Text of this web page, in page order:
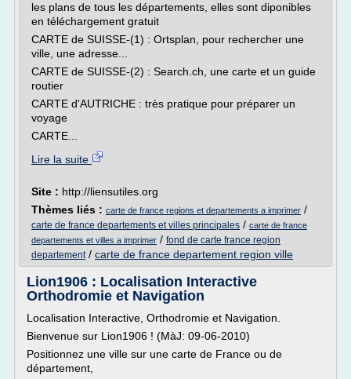
les plans de tous les départements, elles sont diponibles
en téléchargement gratuit
CARTE de SUISSE-(1) : Ortsplan, pour rechercher une
ville, une adresse...
CARTE de SUISSE-(2) : Search.ch, une carte et un guide
routier
CARTE d'AUTRICHE : très pratique pour préparer un
voyage
CARTE...
Lire la suite
Site : http://liensutiles.org
Thèmes liés : carte de france regions et departements a imprimer /
carte de france departements et villes principales / carte de france
departements et villes a imprimer / fond de carte france region
departement/ carte de france departement region ville
Lion1906 : Localisation Interactive
Orthodromie et Navigation
Localisation Interactive, Orthodromie et Navigation.
Bienvenue sur Lion1906 ! (MàJ: 09-06-2010)
Positionnez une ville sur une carte de France ou de
département,